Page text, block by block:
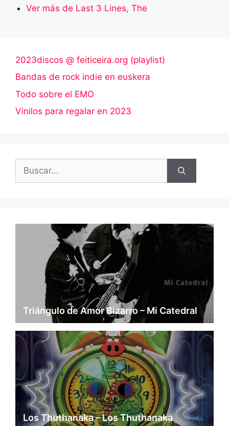
Ver más de Last 3 Lines, The
2023discos @ feiticeira.org (playlist)
Bandas de rock indie en euskera
Todo sobre el EMO
Vinilos para regalar en 2023
Buscar:
Triángulo de Amor Bizarro – Mi Catedral
Los Thuthanaka – Los Thuthanaka